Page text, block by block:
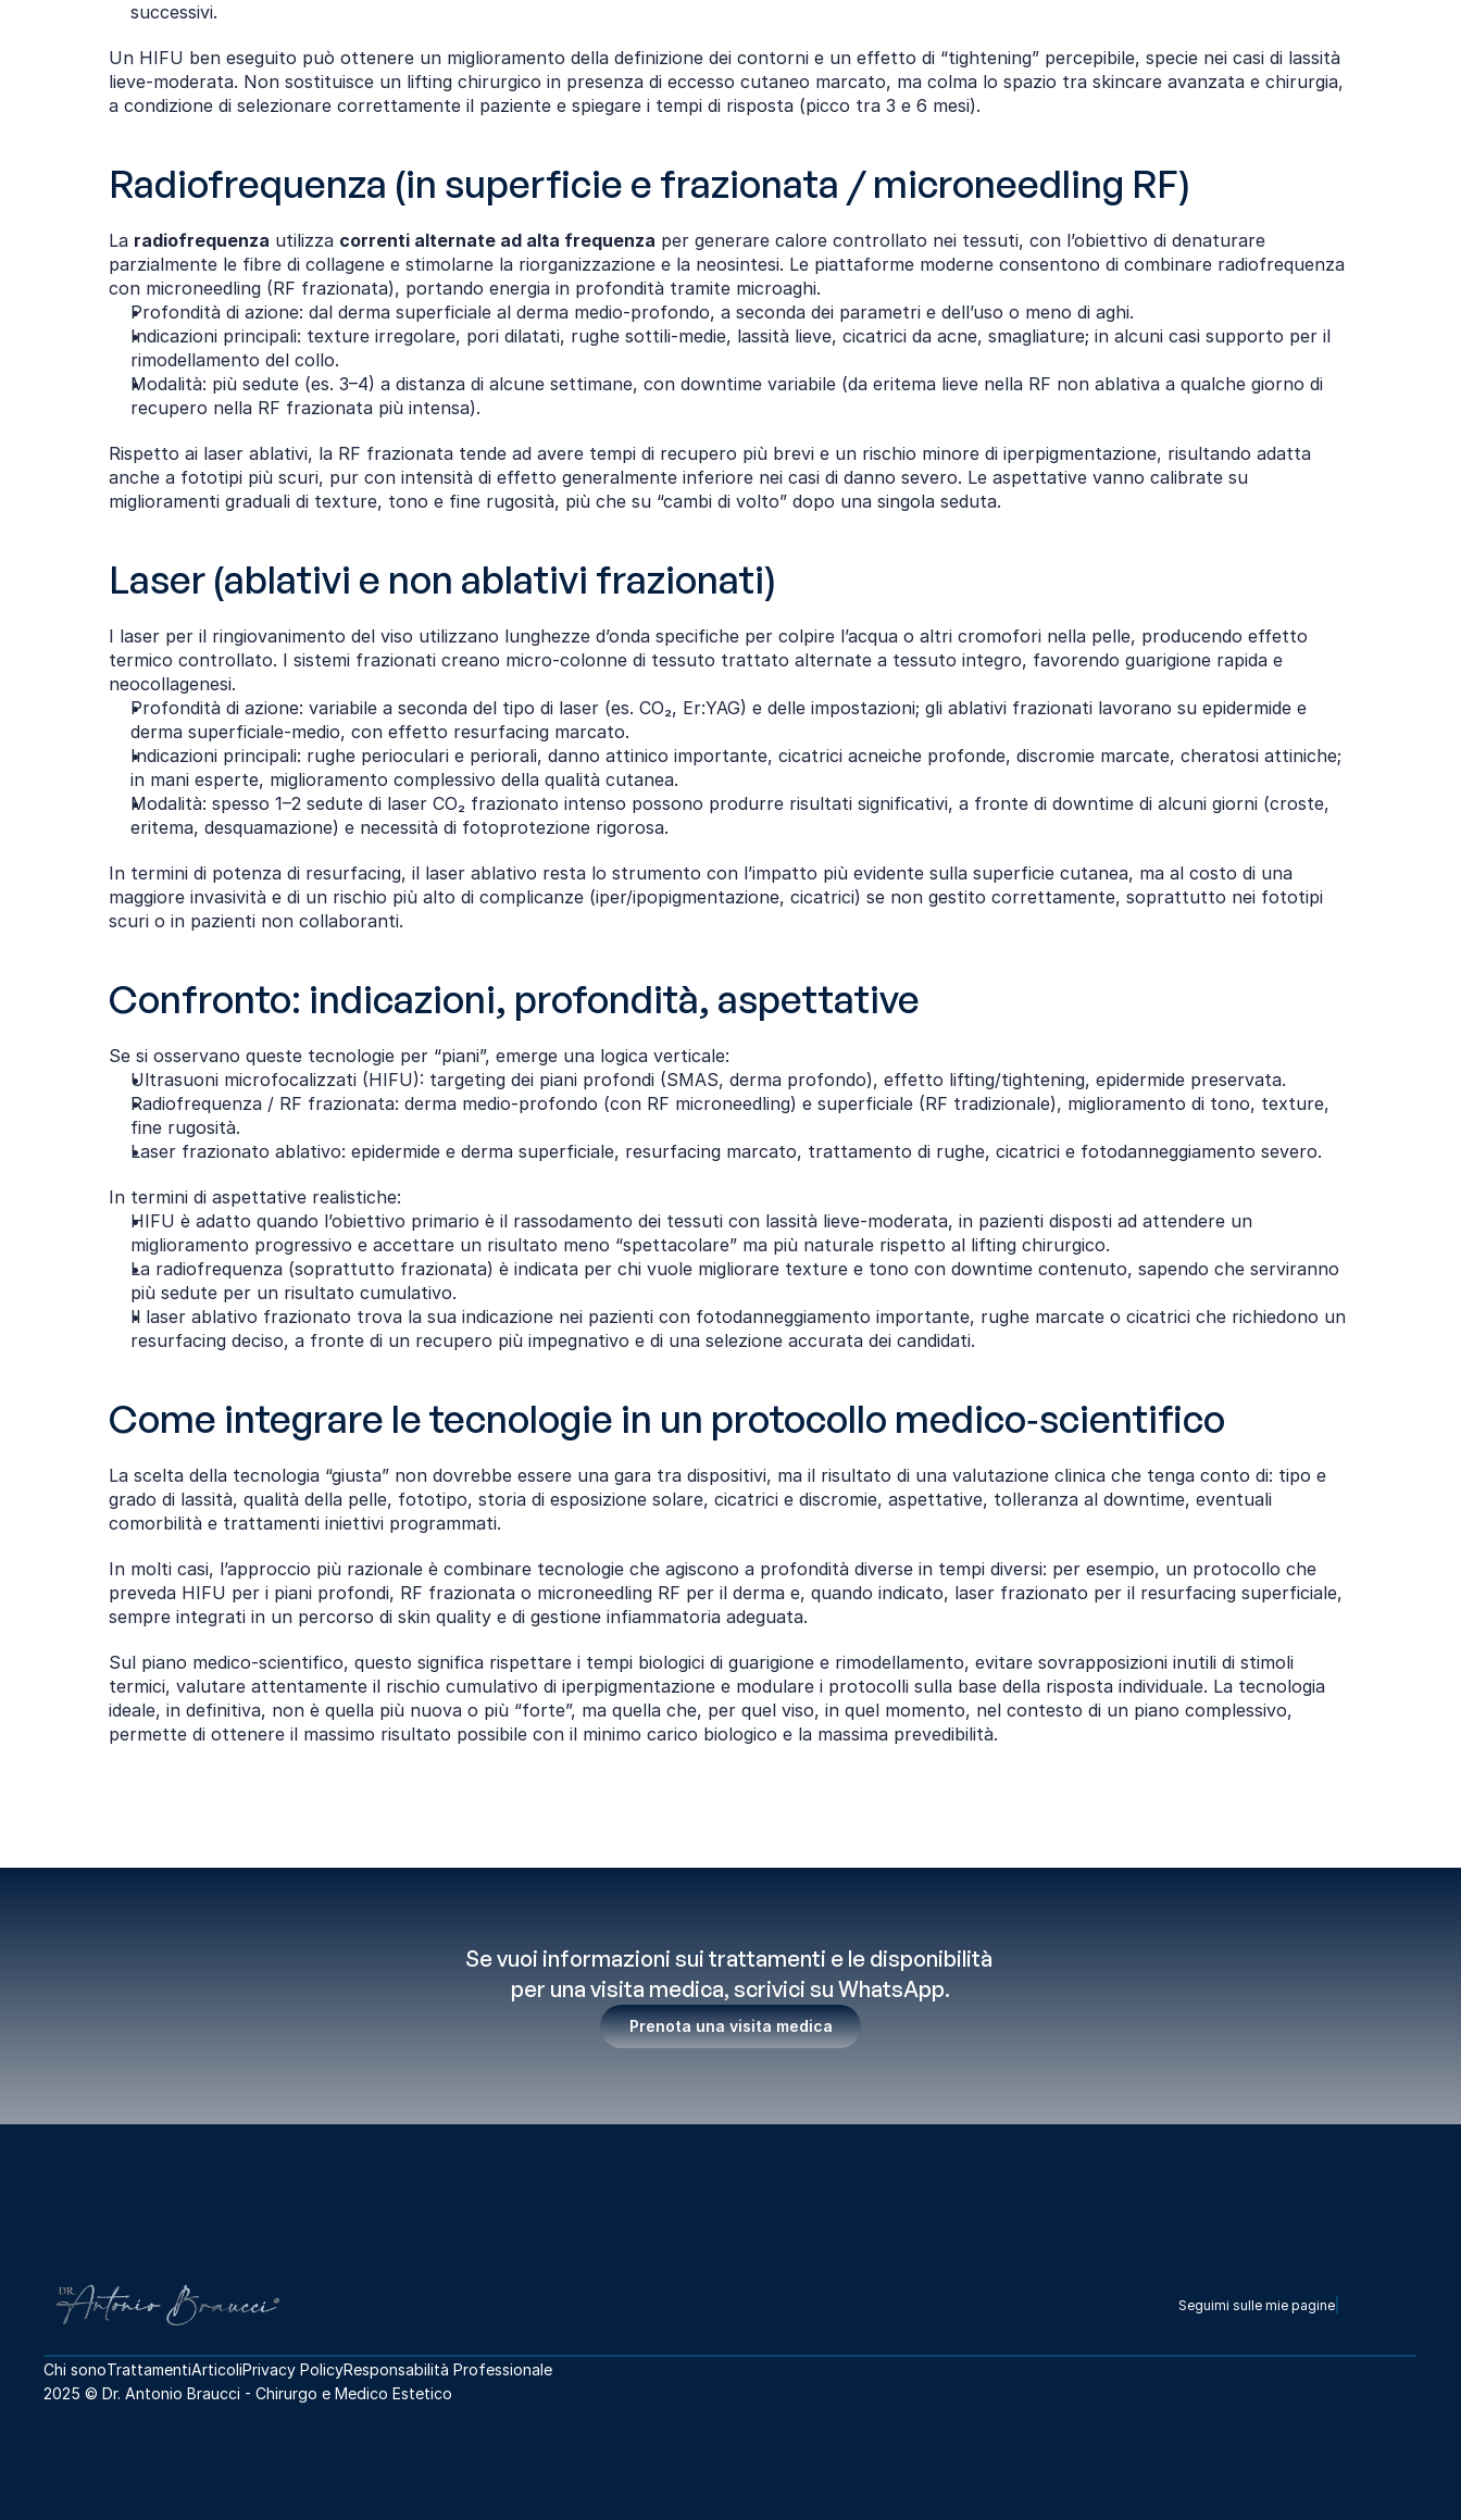
successivi.
Un HIFU ben eseguito può ottenere un miglioramento della definizione dei contorni e un effetto di “tightening” percepibile, specie nei casi di lassità
lieve‑moderata. Non sostituisce un lifting chirurgico in presenza di eccesso cutaneo marcato, ma colma lo spazio tra skincare avanzata e chirurgia,
a condizione di selezionare correttamente il paziente e spiegare i tempi di risposta (picco tra 3 e 6 mesi).
Radiofrequenza (in superficie e frazionata / microneedling RF)
La radiofrequenza utilizza correnti alternate ad alta frequenza per generare calore controllato nei tessuti, con l’obiettivo di denaturare
parzialmente le fibre di collagene e stimolarne la riorganizzazione e la neosintesi. Le piattaforme moderne consentono di combinare radiofrequenza
con microneedling (RF frazionata), portando energia in profondità tramite microaghi.
Profondità di azione: dal derma superficiale al derma medio‑profondo, a seconda dei parametri e dell’uso o meno di aghi.
Indicazioni principali: texture irregolare, pori dilatati, rughe sottili‑medie, lassità lieve, cicatrici da acne, smagliature; in alcuni casi supporto per il
rimodellamento del collo.
Modalità: più sedute (es. 3–4) a distanza di alcune settimane, con downtime variabile (da eritema lieve nella RF non ablativa a qualche giorno di
recupero nella RF frazionata più intensa).
Rispetto ai laser ablativi, la RF frazionata tende ad avere tempi di recupero più brevi e un rischio minore di iperpigmentazione, risultando adatta
anche a fototipi più scuri, pur con intensità di effetto generalmente inferiore nei casi di danno severo. Le aspettative vanno calibrate su
miglioramenti graduali di texture, tono e fine rugosità, più che su “cambi di volto” dopo una singola seduta.
Laser (ablativi e non ablativi frazionati)
I laser per il ringiovanimento del viso utilizzano lunghezze d’onda specifiche per colpire l’acqua o altri cromofori nella pelle, producendo effetto
termico controllato. I sistemi frazionati creano micro‑colonne di tessuto trattato alternate a tessuto integro, favorendo guarigione rapida e
neocollagenesi.​
Profondità di azione: variabile a seconda del tipo di laser (es. CO₂, Er:YAG) e delle impostazioni; gli ablativi frazionati lavorano su epidermide e
derma superficiale‑medio, con effetto resurfacing marcato.​
Indicazioni principali: rughe perioculari e periorali, danno attinico importante, cicatrici acneiche profonde, discromie marcate, cheratosi attiniche;
in mani esperte, miglioramento complessivo della qualità cutanea.
Modalità: spesso 1–2 sedute di laser CO₂ frazionato intenso possono produrre risultati significativi, a fronte di downtime di alcuni giorni (croste,
eritema, desquamazione) e necessità di fotoprotezione rigorosa.​
In termini di potenza di resurfacing, il laser ablativo resta lo strumento con l’impatto più evidente sulla superficie cutanea, ma al costo di una
maggiore invasività e di un rischio più alto di complicanze (iper/ipopigmentazione, cicatrici) se non gestito correttamente, soprattutto nei fototipi
scuri o in pazienti non collaboranti.
Confronto: indicazioni, profondità, aspettative
Se si osservano queste tecnologie per “piani”, emerge una logica verticale:
Ultrasuoni microfocalizzati (HIFU): targeting dei piani profondi (SMAS, derma profondo), effetto lifting/tightening, epidermide preservata.
Radiofrequenza / RF frazionata: derma medio‑profondo (con RF microneedling) e superficiale (RF tradizionale), miglioramento di tono, texture,
fine rugosità.
Laser frazionato ablativo: epidermide e derma superficiale, resurfacing marcato, trattamento di rughe, cicatrici e fotodanneggiamento severo.​
In termini di aspettative realistiche:
HIFU è adatto quando l’obiettivo primario è il rassodamento dei tessuti con lassità lieve‑moderata, in pazienti disposti ad attendere un
miglioramento progressivo e accettare un risultato meno “spettacolare” ma più naturale rispetto al lifting chirurgico.
La radiofrequenza (soprattutto frazionata) è indicata per chi vuole migliorare texture e tono con downtime contenuto, sapendo che serviranno
più sedute per un risultato cumulativo.
Il laser ablativo frazionato trova la sua indicazione nei pazienti con fotodanneggiamento importante, rughe marcate o cicatrici che richiedono un
resurfacing deciso, a fronte di un recupero più impegnativo e di una selezione accurata dei candidati.
Come integrare le tecnologie in un protocollo medico‑scientifico
La scelta della tecnologia “giusta” non dovrebbe essere una gara tra dispositivi, ma il risultato di una valutazione clinica che tenga conto di: tipo e
grado di lassità, qualità della pelle, fototipo, storia di esposizione solare, cicatrici e discromie, aspettative, tolleranza al downtime, eventuali
comorbilità e trattamenti iniettivi programmati.
In molti casi, l’approccio più razionale è combinare tecnologie che agiscono a profondità diverse in tempi diversi: per esempio, un protocollo che
preveda HIFU per i piani profondi, RF frazionata o microneedling RF per il derma e, quando indicato, laser frazionato per il resurfacing superficiale,
sempre integrati in un percorso di skin quality e di gestione infiammatoria adeguata.
Sul piano medico‑scientifico, questo significa rispettare i tempi biologici di guarigione e rimodellamento, evitare sovrapposizioni inutili di stimoli
termici, valutare attentamente il rischio cumulativo di iperpigmentazione e modulare i protocolli sulla base della risposta individuale. La tecnologia
ideale, in definitiva, non è quella più nuova o più “forte”, ma quella che, per quel viso, in quel momento, nel contesto di un piano complessivo,
permette di ottenere il massimo risultato possibile con il minimo carico biologico e la massima prevedibilità.
Se vuoi informazioni sui trattamenti e le disponibilità
per una visita medica, scrivici su WhatsApp.
Prenota una visita medica
Seguimi sulle mie pagine
2025 © Dr. Antonio Braucci - Chirurgo e Medico Estetico
Chi sonoTrattamentiArticoliPrivacy PolicyResponsabilità Professionale